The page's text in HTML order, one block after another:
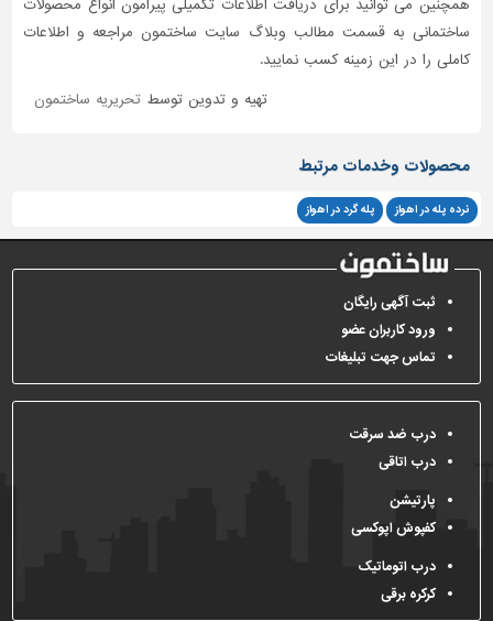
همچنین می توانید برای دریافت اطلاعات تکمیلی پیرامون انواع محصولات
ساختمانی به قسمت مطالب وبلاگ سایت ساختمون مراجعه و اطلاعات
کاملی را در این زمینه کسب نمایید.
تهیه و تدوین توسط تحریریه ساختمون
محصولات وخدمات مرتبط
نرده پله در اهواز پله گرد در اهواز
ثبت آگهی رایگان
ورود کاربران عضو
تماس جهت تبلیغات
درب ضد سرقت
درب اتاقی
پارتیشن
کفپوش اپوکسی
درب اتوماتیک
کرکره برقی